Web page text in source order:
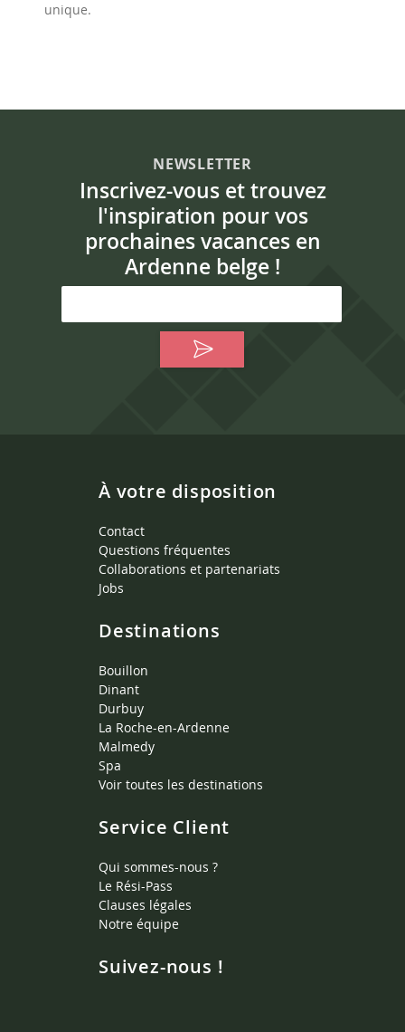
unique.
NEWSLETTER
Inscrivez-vous et trouvez
l'inspiration pour vos
prochaines vacances en
Ardenne belge !
À votre disposition
Contact
Questions fréquentes
Collaborations et partenariats
Jobs
Destinations
Bouillon
Dinant
Durbuy
La Roche-en-Ardenne
Malmedy
Spa
Voir toutes les destinations
Service Client
Qui sommes-nous ?
Le Rési-Pass
Clauses légales
Notre équipe
Suivez-nous !